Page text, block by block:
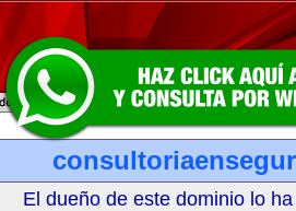
El dueño de este dominio lo